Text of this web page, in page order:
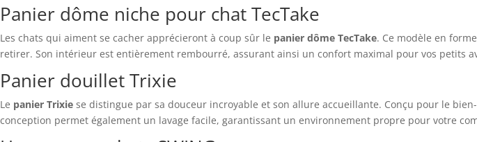
Panier dôme niche pour chat TecTake
Les chats qui aiment se cacher apprécieront à coup sûr le panier dôme TecTake. Ce modèle en
retirer. Son intérieur est entièrement rembourré, assurant ainsi un confort maximal pour vos petits
Panier douillet Trixie
Le panier Trixie se distingue par sa douceur incroyable et son allure accueillante. Conçu pour le
conception permet également un lavage facile, garantissant un environnement propre pour votre